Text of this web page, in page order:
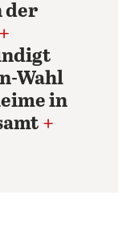
der
+
Wahl
in
+